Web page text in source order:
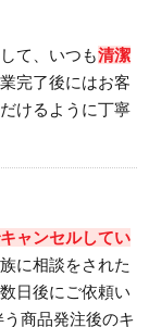
て、いつも清潔
完了後にはお客
けるように丁寧
ャンセルしてい
に相談をされた
日後にご依頼い
商品発注後のキ